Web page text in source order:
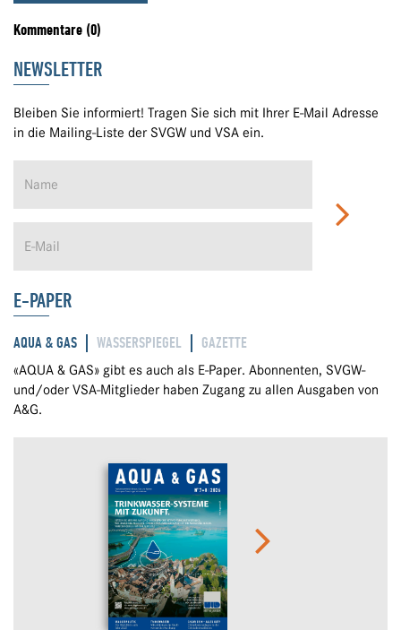
Kommentare (0)
NEWSLETTER
Bleiben Sie informiert! Tragen Sie sich mit Ihrer E-Mail Adresse
in die Mailing-Liste der SVGW und VSA ein.
E-PAPER
AQUA & GAS WASSERSPIEGEL GAZETTE
«AQUA & GAS» gibt es auch als E-Paper. Abonnenten, SVGW-
und/oder VSA-Mitglieder haben Zugang zu allen Ausgaben von
A&G.